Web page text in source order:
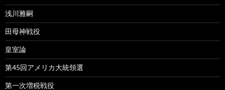
浅川雅嗣
田母神戦役
皇室論
第45回アメリカ大統領選
第一次増税戦役